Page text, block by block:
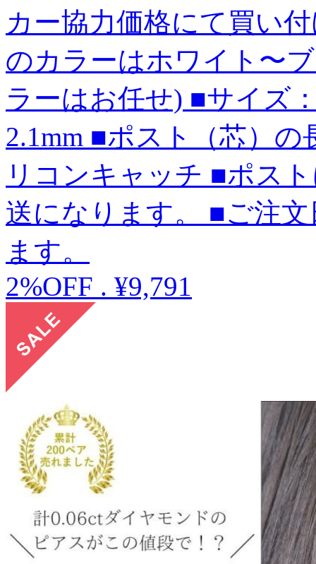
カー協力価格にて買い
のカラーはホワイト〜
ラーはお任せ) ■サイズ
2.1mm ■ポスト（芯）の
リコンキャッチ ■ポス
送になります。 ■ご注
ます。
2%OFF . ¥9,791